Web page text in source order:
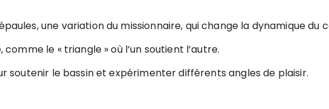
une variation du missionnaire, qui change la dynamique du
comme le « triangle » où l’un soutient l’autre.
soutenir le bassin et expérimenter différents angles de plaisir.